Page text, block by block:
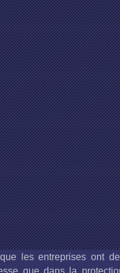
9001:2015
a été évaluée et certifiée
aux exigences pour les
suivantes : conception,
et montage sur chantier
échafaudages,
et autres structures
à usage temporaire.
les entreprises ont
que dans la